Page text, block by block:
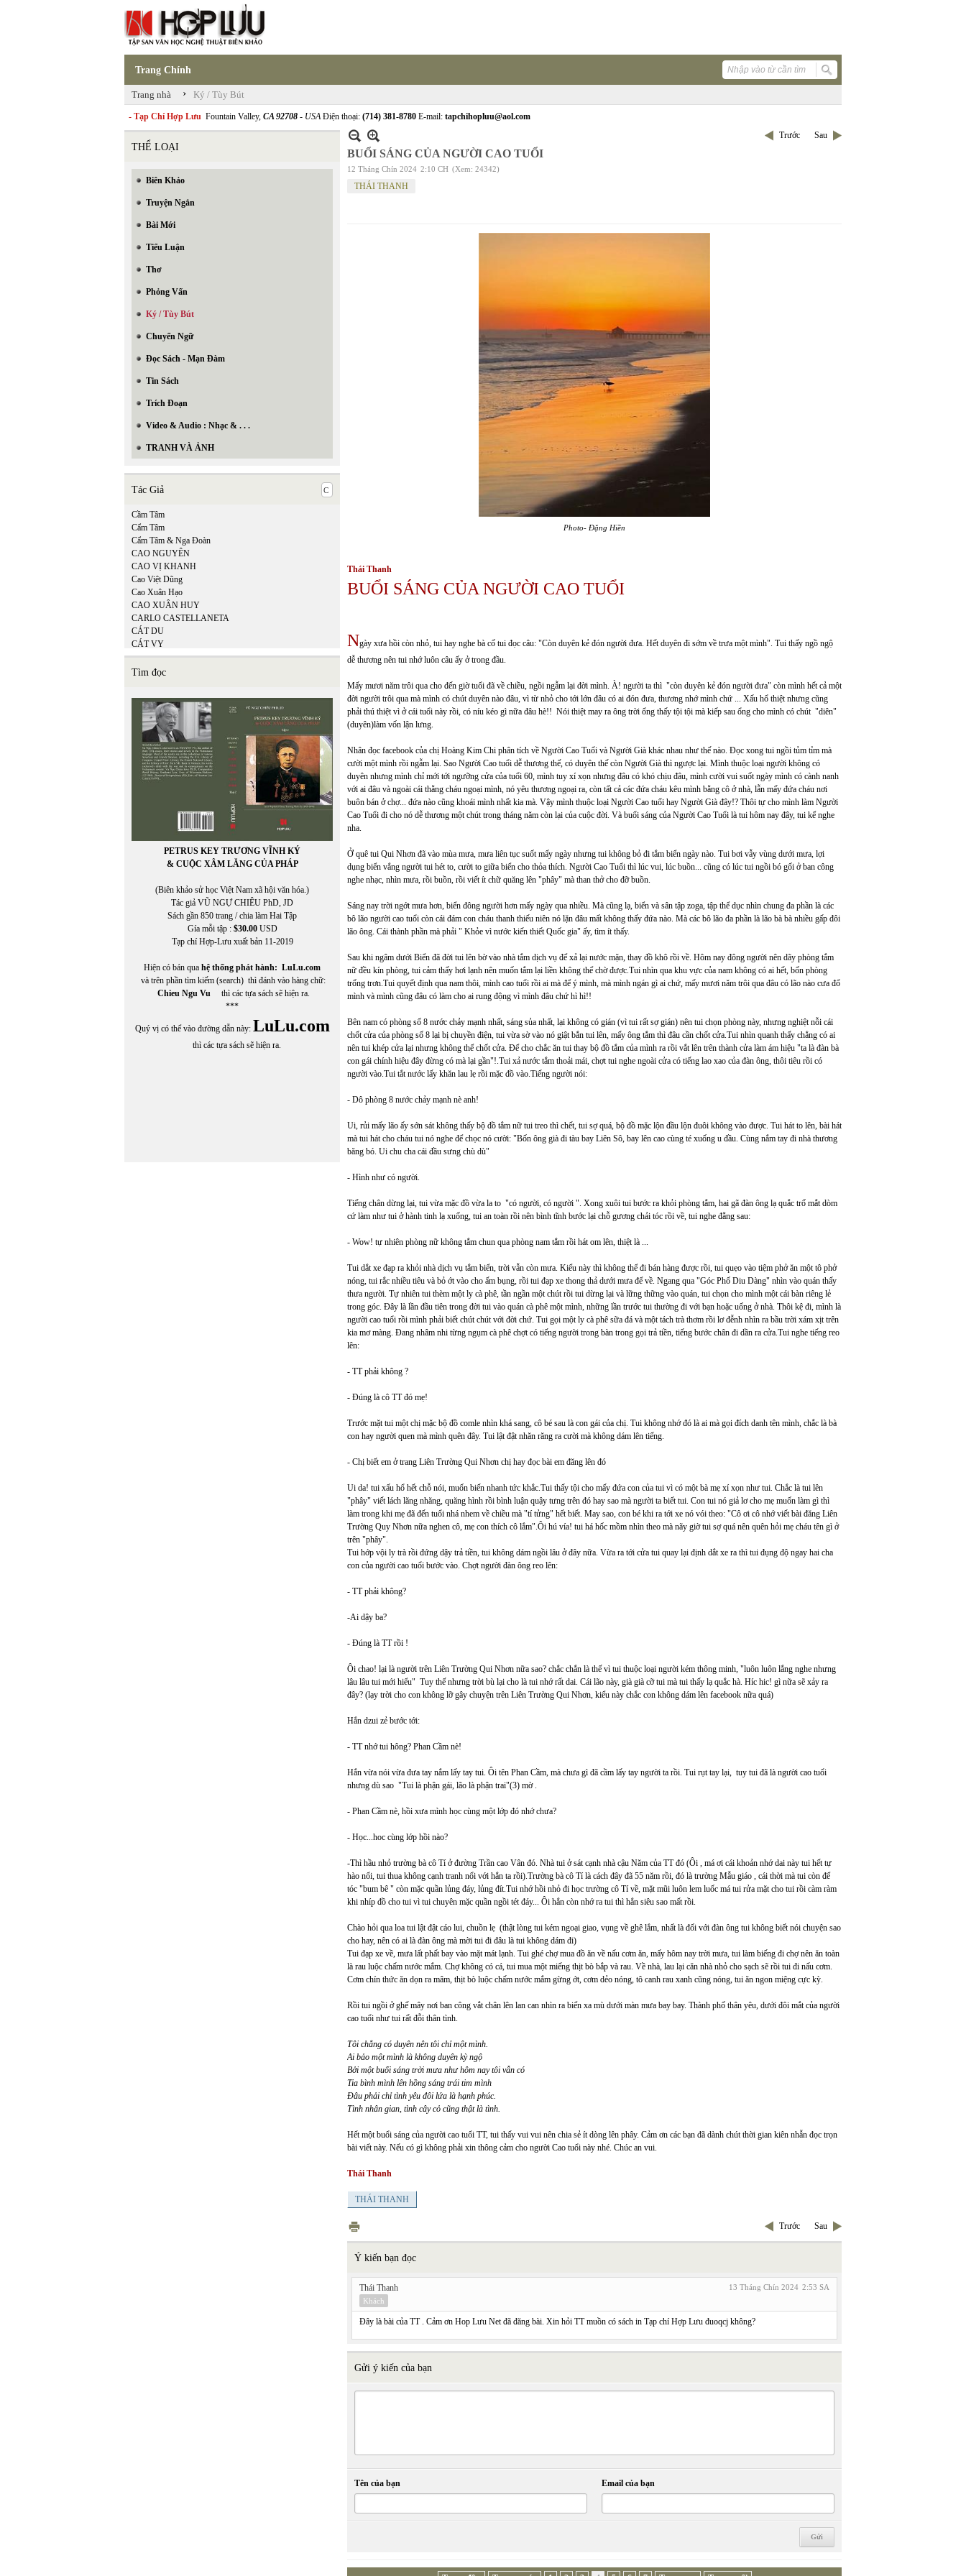
Trang Chính
Trang nhà › Ký / Tùy Bút
- Tạp Chí Hợp Lưu Fountain Valley, CA 92708 - USAĐiện thoại: (714) 381-8780 E-mail: tapchihopluu@aol.com
THỂ LOẠI
Biên Khảo
Truyện Ngắn
Bài Mới
Tiểu Luận
Thơ
Phỏng Vấn
Ký / Tùy Bút
Chuyển Ngữ
Đọc Sách - Mạn Đàm
Tin Sách
Trích Đoạn
Video & Audio : Nhạc & . . .
TRANH VÀ ẢNH
Tác Giả
Cầm Tâm
Cẩm Tâm
Cẩm Tâm & Nga Đoàn
CAO NGUYÊN
CAO VỊ KHANH
Cao Việt Dũng
Cao Xuân Hạo
CAO XUÂN HUY
CARLO CASTELLANETA
CÁT DU
CÁT VY
Catherine Cusset
CHÂN PHƯƠNG
Chen-Kung Ho
CHIÊU ANH NGUYỄN
CHÍNH ĐẠO
CHÍNH ĐẠO VŨ NGỰ CHIÊU
Christine Falkenland
CHU LYNH
Chu Thái Yến
Chu Xuân Giao
Chuyển ngữ: TUYẾT LINH
Chuyển ngữ: TUYẾT LINH
Claire Simon
Claudia Zilletti
CỔ NGƯ chuyển ngữ
Cristan Cortez
Cù Hựu
Cung Tích Biền
Tìm đọc
PETRUS KEY TRƯƠNG VĨNH KÝ
& CUỘC XÂM LĂNG CỦA PHÁP
(Biên khảo sử học Việt Nam xã hội văn hóa.)
Tác giả VŨ NGỰ CHIÊU PhD, JD
Sách gần 850 trang / chia làm Hai Tập
Gía mỗi tập : $30.00USD
Tạp chí Hợp-Lưu xuất bản 11-2019
Hiện có bán qua hệ thống phát hành: LuLu.com
và trên phần tìm kiếm (search) thì đánh vào hàng chữ:
Chieu Ngu Vu thì các tựa sách sẽ hiện ra.
***
Quý vị có thể vào đường dẫn này: LuLu.com
thì các tựa sách sẽ hiện ra.
Trước Sau
BUỔI SÁNG CỦA NGƯỜI CAO TUỔI
12 Tháng Chín 2024 2:10 CH (Xem: 24342)
THÁI THANH
Photo- Đặng Hiền
Thái Thanh
BUỔI SÁNG CỦA NGƯỜI CAO TUỔI
Ngày xưa hồi còn nhỏ, tui hay nghe bà cố tui đọc câu: "Còn duyên kẻ đón người đưa. Hết duyên đi sớm về trưa một mình". Tui thấy ngồ ngộ
dễ thương nên tui nhớ luôn câu ấy ở trong đầu.
Mấy mươi năm trôi qua cho đến giờ tuổi đã về chiều, ngồi ngẫm lại đời mình. À! người ta thì "còn duyên kẻ đón người đưa" còn mình hết cả một
đời người trôi qua mà mình có chút duyên nào đâu, vì từ nhỏ cho tới lớn đâu có ai đón đưa, thương nhớ mình chứ ... Xấu hổ thiệt nhưng cũng
phải thú thiệt vì ở cái tuổi này rồi, có níu kéo gì nữa đâu hè!! Nói thiệt may ra ông trời ổng thấy tội tội mà kiếp sau ổng cho mình có chút "diên"
(duyên)làm vốn lận lưng.
Nhân đọc facebook của chị Hoàng Kim Chi phân tích về Người Cao Tuổi và Người Già khác nhau như thế nào. Đọc xong tui ngồi tủm tỉm mà
cười một mình rồi ngẫm lại. Sao Người Cao tuổi dễ thương thế, có duyên thế còn Người Già thì ngược lại. Mình thuộc loại người không có
duyên nhưng mình chỉ mới tới ngưỡng cửa của tuổi 60, mình tuy xí xọn nhưng đâu có khó chịu đâu, mình cười vui suốt ngày mình có cành nanh
với ai đâu và ngoài cái thằng cháu ngoại mình, nó yêu thương ngoại ra, còn tất cả các đứa cháu kêu mình bằng cô ở nhà, lẫn mấy đứa cháu nơi
buôn bán ở chợ... đứa nào cũng khoái mình nhất kia mà. Vậy mình thuộc loại Người Cao tuổi hay Người Già đây!? Thôi tự cho mình làm Người
Cao Tuổi đi cho nó dễ thương một chút trong tháng năm còn lại của cuộc đời. Và buổi sáng của Người Cao Tuổi là tui hôm nay đây, tui kể nghe
nha.
Ở quê tui Qui Nhơn đã vào mùa mưa, mưa liên tục suốt mấy ngày nhưng tui không bỏ đi tắm biển ngày nào. Tui bơi vẫy vùng dưới mưa, lợi
dụng biển vắng người tui hét to, cười to giữa biển cho thỏa thích. Người Cao Tuổi thì lúc vui, lúc buồn... cũng có lúc tui ngồi bó gối ở ban công
nghe nhạc, nhìn mưa, rồi buồn, rồi viết ít chữ quăng lên "phây" mà than thở cho đỡ buồn.
Sáng nay trời ngớt mưa hơn, biển đông người hơn mấy ngày qua nhiều. Mà cũng lạ, biển và sân tập zoga, tập thể dục nhìn chung đa phần là các
bô lão người cao tuổi còn cái đám con cháu thanh thiếu niên nó lặn đâu mất không thấy đứa nào. Mà các bô lão đa phần là lão bà bà nhiều gấp đôi
lão ông. Cái thành phần mà phải " Khỏe vì nước kiến thiết Quốc gia" ấy, tìm ít thấy.
Sau khi ngâm dưới Biển đã đời tui lên bờ vào nhà tắm dịch vụ để xả lại nước mặn, thay đồ khô rồi về. Hôm nay đông người nên dãy phòng tắm
nữ đều kín phòng, tui cảm thấy hơi lạnh nên muốn tắm lại liền không thể chờ được.Tui nhìn qua khu vực của nam không có ai hết, bốn phòng
trống trơn.Tui quyết định qua nam thôi, mình cao tuổi rồi ai mà để ý mình, mà mình ngán gì ai chứ, mấy mươi năm trôi qua đâu có lão nào cưa đổ
mình và mình cũng đâu có làm cho ai rung động vì mình đâu chứ hì hì!!
Bên nam có phòng số 8 nước chảy mạnh nhất, sáng sủa nhất, lại không có gián (vì tui rất sợ gián) nên tui chọn phòng này, nhưng nghiệt nỗi cái
chốt cửa của phòng số 8 lại bị chuyền điện, tui vừa sờ vào nó giật bắn tui lên, mấy ông tắm thì đâu cần chốt cửa.Tui nhìn quanh thấy chẳng có ai
nên tui khép cửa lại nhưng không thể chốt cửa. Để cho chắc ăn tui thay bộ đồ tắm của mình ra rồi vắt lên trên thành cửa làm ám hiệu "ta là đàn bà
con gái chính hiệu đây đừng có mà lại gần"!.Tui xả nước tắm thoải mái, chợt tui nghe ngoài cửa có tiếng lao xao của đàn ông, thôi tiêu rồi có
người vào.Tui tắt nước lấy khăn lau lẹ rồi mặc đồ vào.Tiếng người nói:
- Dô phòng 8 nước chảy mạnh nè anh!
Ui, rủi mấy lão ấy sớn sát không thấy bộ đồ tắm nữ tui treo thì chết, tui sợ quá, bộ đồ mặc lộn đầu lộn đuôi không vào được. Tui hát to lên, bài hát
mà tui hát cho cháu tui nó nghe để chọc nó cười: "Bốn ông già đi tàu bay Liên Sô, bay lên cao cùng té xuống u đầu. Cùng nắm tay đi nhà thương
băng bó. Ui chu cha cái đầu sưng chù dù"
- Hình như có người.
Tiếng chân dừng lại, tui vừa mặc đồ vừa la to "có người, có người ". Xong xuôi tui bước ra khỏi phòng tắm, hai gã đàn ông lạ quắc trố mắt dòm
cứ làm như tui ở hành tinh lạ xuống, tui an toàn rồi nên bình tĩnh bước lại chỗ gương chải tóc rồi về, tui nghe đằng sau:
- Wow! tự nhiên phòng nữ không tắm chun qua phòng nam tắm rồi hát om lên, thiệt là ...
Tui dắt xe đạp ra khỏi nhà dịch vụ tắm biển, trời vẫn còn mưa. Kiểu này thì không thể đi bán hàng được rồi, tui quẹo vào tiệm phở ăn một tô phở
nóng, tui rắc nhiều tiêu và bỏ ớt vào cho ấm bụng, rồi tui đạp xe thong thả dưới mưa để về. Ngang qua "Góc Phố Diu Dàng" nhìn vào quán thấy
thưa người. Tự nhiên tui thèm một ly cà phê, tần ngần một chút rồi tui dừng lại và lững thững vào quán, tui chọn cho mình một cái bàn riêng lẻ
trong góc. Đây là lần đầu tiên trong đời tui vào quán cà phê một mình, những lần trước tui thường đi với bạn hoặc uống ở nhà. Thôi kệ đi, mình là
người cao tuổi rồi mình phải biết chút chút với đời chứ. Tui gọi một ly cà phê sữa đá và một tách trà thơm rồi lơ đễnh nhìn ra bầu trời xám xịt trên
kia mơ màng. Đang nhâm nhi từng ngụm cà phê chợt có tiếng người trong bàn trong gọi trả tiền, tiếng bước chân đi dần ra cửa.Tui nghe tiếng reo
lên:
- TT phải không ?
- Đúng là cô TT đó mẹ!
Trước mặt tui một chị mặc bộ đồ comle nhìn khá sang, cô bé sau là con gái của chị. Tui không nhớ đó là ai mà gọi đích danh tên mình, chắc là bà
con hay người quen mà mình quên đây. Tui lật đật nhăn răng ra cười mà không dám lên tiếng.
- Chị biết em ở trang Liên Trường Qui Nhơn chị hay đọc bài em đăng lên đó
Ui da! tui xấu hổ hết chỗ nói, muốn biến nhanh tức khắc.Tui thấy tội cho mấy đứa con của tui vì có một bà mẹ xí xọn như tui. Chắc là tui lên
"phây" viết lách lăng nhăng, quăng hình rồi bình luận quậy tưng trên đó hay sao mà người ta biết tui. Con tui nó giả lơ cho mẹ muốn làm gì thì
làm trong khi mẹ đã đến tuổi nhá nhem về chiều mà "tí tửng" hết biết. May sao, con bé khi ra tới xe nó vói theo: "Cô ơi cô nhớ viết bài đăng Liên
Trường Quy Nhơn nữa nghen cô, mẹ con thích cô lắm".Ôi hú vía! tui há hốc mồm nhìn theo mà nãy giờ tui sợ quá nên quên hỏi mẹ cháu tên gì ở
trên "phây".
Tui hớp vội ly trà rồi đứng dậy trả tiền, tui không dám ngồi lâu ở đây nữa. Vừa ra tới cửa tui quay lại định dắt xe ra thì tui đụng độ ngay hai cha
con của người cao tuổi bước vào. Chợt người đàn ông reo lên:
- TT phải không?
-Ai dậy ba?
- Đúng là TT rồi !
Ôi chao! lại là người trên Liên Trường Qui Nhơn nữa sao? chắc chắn là thế vì tui thuộc loại người kém thông minh, "luôn luôn lắng nghe nhưng
lâu lâu tui mới hiểu" Tuy thế nhưng trời bù lại cho là tui nhớ rất dai. Cái lão này, già già cỡ tui mà tui thấy lạ quắc hà. Híc hic! gì nữa sẽ xảy ra
đây? (lạy trời cho con không lỡ gây chuyện trên Liên Trường Qui Nhơn, kiểu này chắc con không dám lên facebook nữa quá)
Hắn dzui zẻ bước tới:
- TT nhớ tui hông? Phan Cầm nè!
Hắn vừa nói vừa đưa tay nắm lấy tay tui. Ôi tên Phan Cầm, mà chưa gì đã cầm lấy tay người ta rồi. Tui rụt tay lại, tuy tui đã là người cao tuổi
nhưng dù sao "Tui là phận gái, lão là phận trai"(3) mờ .
- Phan Cầm nè, hồi xưa mình học cùng một lớp đó nhớ chưa?
- Học...hoc cùng lớp hồi nào?
-Thì hầu nhỏ trường bà cô Tí ở đường Trần cao Vân đó. Nhà tui ở sát cạnh nhà cậu Năm của TT đó (Ôi , má ơi cái khoản nhớ dai này tui hết tự
hào nổi, tui thua không cạnh tranh nổi với hắn ta rồi).Trường bà cô Tí là cách đây đã 55 năm rồi, đó là trường Mẫu giáo , cái thời mà tui còn để
tóc "bum bê " còn mặc quần lủng đáy, lủng đít.Tui nhớ hồi nhỏ đi học trường cô Tí về, mặt mũi luôn lem luốc má tui rửa mặt cho tui rồi càm ràm
khi nhíp đồ cho tui vì tui chuyên mặc quần ngồi tét đáy... Ôi hắn còn nhớ ra tui thì hắn siêu sao mất rồi.
Chào hỏi qua loa tui lật đật cáo lui, chuồn lẹ (thật lòng tui kém ngoại giao, vụng về ghê lắm, nhất là đối với đàn ông tui không biết nói chuyện sao
cho hay, nên có ai là đàn ông mà mời tui đi đâu là tui không dám đi)
Tui đạp xe về, mưa lất phất bay vào mặt mát lạnh. Tui ghé chợ mua đồ ăn về nấu cơm ăn, mấy hôm nay trời mưa, tui làm biếng đi chợ nên ăn toàn
là rau luộc chấm nước mắm. Chợ không có cá, tui mua một miếng thịt bò bắp và rau. Về nhà, lau lại căn nhà nhỏ cho sạch sẽ rồi tui đi nấu cơm.
Cơm chín thức ăn dọn ra mâm, thịt bò luộc chấm nước mắm gừng ớt, cơm dẻo nóng, tô canh rau xanh cũng nóng, tui ăn ngon miệng cực kỳ.
Rồi tui ngồi ở ghế mây nơi ban công vắt chân lên lan can nhìn ra biển xa mù dưới màn mưa bay bay. Thành phố thân yêu, dưới đôi mắt của người
cao tuổi như tui rất đỗi thân tình.
Tôi chẳng có duyên nên tôi chỉ một mình.
Ai bảo một mình là không duyên kỳ ngộ
Bởi một buổi sáng trời mưa như hôm nay tôi vẫn có
Tia bình mình lên hồng sáng trái tim mình
Đâu phải chỉ tình yêu đôi lứa là hạnh phúc.
Tình nhân gian, tình cây cỏ cũng thật là tình.
Hết một buổi sáng của người cao tuổi TT, tui thấy vui vui nên chia sẻ ít dòng lên phây. Cảm ơn các bạn đã dành chút thời gian kiên nhẫn đọc trọn
bài viết này. Nếu có gì không phải xin thông cảm cho người Cao tuổi này nhé. Chúc an vui.
Thái Thanh
THÁI THANH
Trước Sau
Ý kiến bạn đọc
13 Tháng Chín 2024 2:53 SA
Thái Thanh
Khách
Đây là bài của TT . Cảm ơn Hop Lưu Net đã đăng bài. Xin hỏi TT muồn có sách in Tạp chí Hợp Lưu đuoqcj không?
Gửi ý kiến của bạn
Tên của bạn Email của bạn